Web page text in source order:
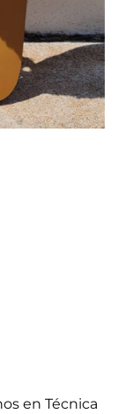
en Técnica